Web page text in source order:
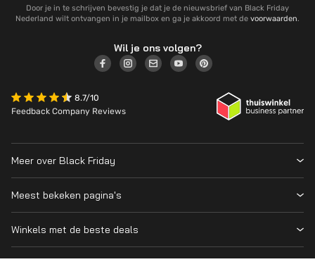
Door je in te schrijven bevestig je dat je de nieuwsbrief van Black Friday
Nederland wilt ontvangen in je mailbox en ga je akkoord met de voorwaarden.
Wil je ons volgen?
8.7/10
Feedback Company Reviews
Meer over Black Friday
Wanneer is Black Friday?
Cyber Monday 2026
Over ons
Meest bekeken pagina's
Prijsvergelijker
Winkels met de beste deals